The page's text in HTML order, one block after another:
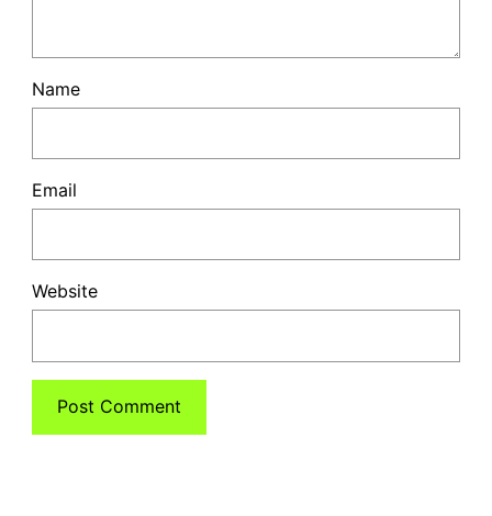
Name
Email
Website